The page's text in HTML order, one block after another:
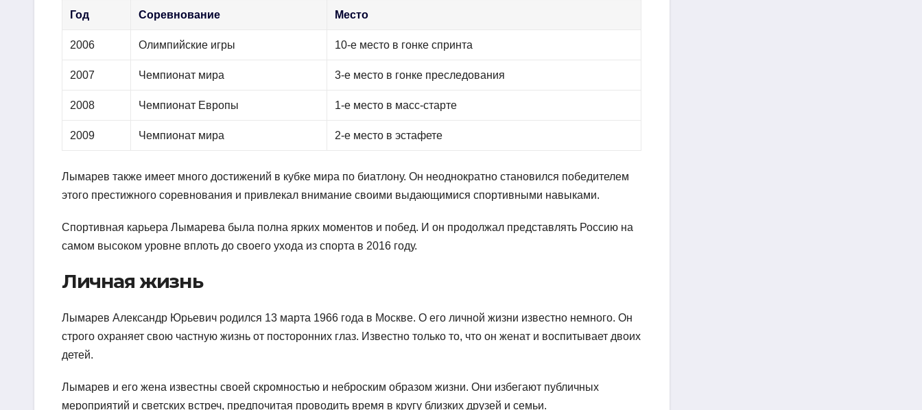
Год Соревнование Место
2006 Олимпийские игры 10-е место в гонке спринта
2007 Чемпионат мира 3-е место в гонке преследования
2008 Чемпионат Европы 1-е место в масс-старте
2009 Чемпионат мира 2-е место в эстафете
Лымарев также имеет много достижений в кубке мира по биатлону. Он неоднократно становился победителем
этого престижного соревнования и привлекал внимание своими выдающимися спортивными навыками.
Спортивная карьера Лымарева была полна ярких моментов и побед. И он продолжал представлять Россию на
самом высоком уровне вплоть до своего ухода из спорта в 2016 году.
Личная жизнь
Лымарев Александр Юрьевич родился 13 марта 1966 года в Москве. О его личной жизни известно немного. Он
строго охраняет свою частную жизнь от посторонних глаз. Известно только то, что он женат и воспитывает двоих
детей.
Лымарев и его жена известны своей скромностью и неброским образом жизни. Они избегают публичных
мероприятий и светских встреч, предпочитая проводить время в кругу близких друзей и семьи.